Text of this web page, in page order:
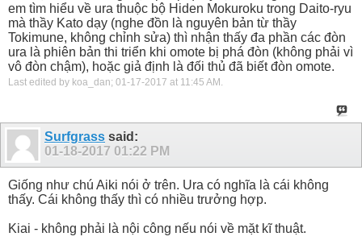
em tìm hiểu về ura thuộc bộ Hiden Mokuroku trong Daito-ryu
mà thầy Kato dạy (nghe đồn là nguyên bản từ thầy
Tokimune, không chỉnh sửa) thì nhận thấy đa phần các đòn
ura là phiên bản thi triển khi omote bị phá đòn (không phải vì
vô đòn chậm), hoặc giả định là đối thủ đã biết đòn omote.
Last edited by koa_dan; 01-17-2017 at 11:45 AM .
Surfgrass said:
01-18-2017 01:22 PM
Giống như chú Aiki nói ở trên. Ura có nghĩa là cái không
thấy. Cái không thấy thì có nhiều trưởng hợp.
Kiai - không phải là nội công nếu nói về mặt kĩ thuật.